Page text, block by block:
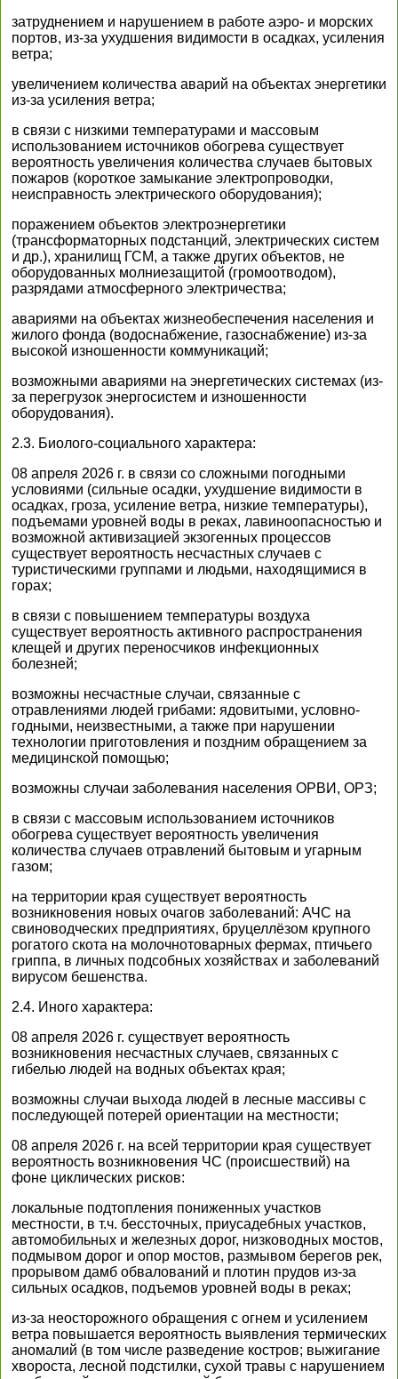
затруднением и нарушением в работе аэро- и морских
портов, из-за ухудшения видимости в осадках, усиления
ветра;
увеличением количества аварий на объектах энергетики
из-за усиления ветра;
в связи с низкими температурами и массовым
использованием источников обогрева существует
вероятность увеличения количества случаев бытовых
пожаров (короткое замыкание электропроводки,
неисправность электрического оборудования);
поражением объектов электроэнергетики
(трансформаторных подстанций, электрических систем
и др.), хранилищ ГСМ, а также других объектов, не
оборудованных молниезащитой (громоотводом),
разрядами атмосферного электричества;
авариями на объектах жизнеобеспечения населения и
жилого фонда (водоснабжение, газоснабжение) из-за
высокой изношенности коммуникаций;
возможными авариями на энергетических системах (из-
за перегрузок энергосистем и изношенности
оборудования).
2.3. Биолого-социального характера:
08 апреля 2026 г. в связи со сложными погодными
условиями (сильные осадки, ухудшение видимости в
осадках, гроза, усиление ветра, низкие температуры),
подъемами уровней воды в реках, лавиноопасностью и
возможной активизацией экзогенных процессов
существует вероятность несчастных случаев с
туристическими группами и людьми, находящимися в
горах;
в связи с повышением температуры воздуха
существует вероятность активного распространения
клещей и других переносчиков инфекционных
болезней;
возможны несчастные случаи, связанные с
отравлениями людей грибами: ядовитыми, условно-
годными, неизвестными, а также при нарушении
технологии приготовления и поздним обращением за
медицинской помощью;
возможны случаи заболевания населения ОРВИ, ОРЗ;
в связи с массовым использованием источников
обогрева существует вероятность увеличения
количества случаев отравлений бытовым и угарным
газом;
на территории края существует вероятность
возникновения новых очагов заболеваний: АЧС на
свиноводческих предприятиях, бруцеллёзом крупного
рогатого скота на молочнотоварных фермах, птичьего
гриппа, в личных подсобных хозяйствах и заболеваний
вирусом бешенства.
2.4. Иного характера:
08 апреля 2026 г. существует вероятность
возникновения несчастных случаев, связанных с
гибелью людей на водных объектах края;
возможны случаи выхода людей в лесные массивы с
последующей потерей ориентации на местности;
08 апреля 2026 г. на всей территории края существует
вероятность возникновения ЧС (происшествий) на
фоне циклических рисков:
локальные подтопления пониженных участков
местности, в т.ч. бессточных, приусадебных участков,
автомобильных и железных дорог, низководных мостов,
подмывом дорог и опор мостов, размывом берегов рек,
прорывом дамб обвалований и плотин прудов из-за
сильных осадков, подъемов уровней воды в реках;
из-за неосторожного обращения с огнем и усилением
ветра повышается вероятность выявления термических
аномалий (в том числе разведение костров; выжигание
хвороста, лесной подстилки, сухой травы с нарушением